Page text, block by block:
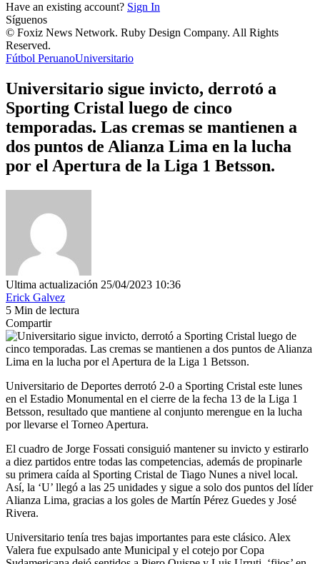
Have an existing account? Sign In
Síguenos
© Foxiz News Network. Ruby Design Company. All Rights
Reserved.
Fútbol PeruanoUniversitario
Universitario sigue invicto, derrotó a
Sporting Cristal luego de cinco
temporadas. Las cremas se mantienen a
dos puntos de Alianza Lima en la lucha
por el Apertura de la Liga 1 Betsson.
Ultima actualización 25/04/2023 10:36
Erick Galvez
5 Min de lectura
Compartir
Universitario de Deportes derrotó 2-0 a Sporting Cristal este lunes
en el Estadio Monumental en el cierre de la fecha 13 de la Liga 1
Betsson, resultado que mantiene al conjunto merengue en la lucha
por llevarse el Torneo Apertura.
El cuadro de Jorge Fossati consiguió mantener su invicto y estirarlo
a diez partidos entre todas las competencias, además de propinarle
su primera caída al Sporting Cristal de Tiago Nunes a nivel local.
Así, la ‘U’ llegó a las 25 unidades y sigue a solo dos puntos del líder
Alianza Lima, gracias a los goles de Martín Pérez Guedes y José
Rivera.
Universitario tenía tres bajas importantes para este clásico. Alex
Valera fue expulsado ante Municipal y el cotejo por Copa